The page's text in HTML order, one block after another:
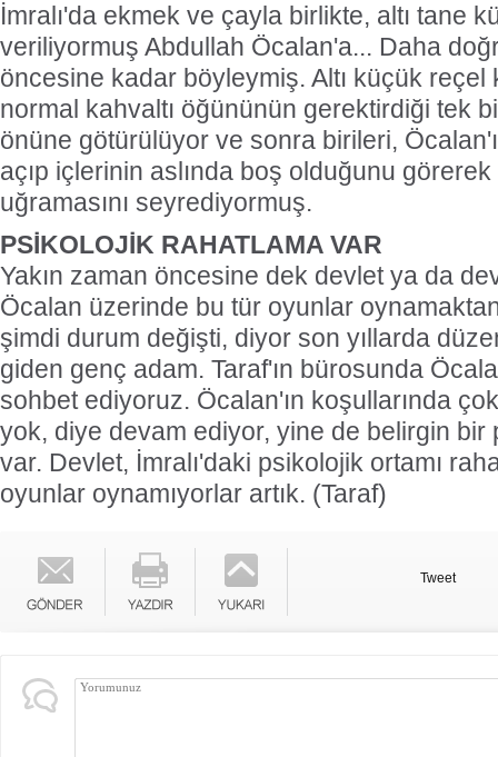
İmralı'da ekmek ve çayla birlikte, altı tane
veriliyormuş Abdullah Öcalan'a... Daha
öncesine kadar böyleymiş. Altı küçük reçel
normal kahvaltı öğününün gerektirdiği tek
önüne götürülüyor ve sonra birileri,
açıp içlerinin aslında boş olduğunu görerek
uğramasını seyrediyormuş.
PSİKOLOJİK RAHATLAMA VAR
Yakın zaman öncesine dek devlet ya da
Öcalan üzerinde bu tür oyunlar oynamaktan
şimdi durum değişti, diyor son yıllarda
giden genç adam. Taraf'ın bürosunda
sohbet ediyoruz. Öcalan'ın koşullarında
yok, diye devam ediyor, yine de belirgin
var. Devlet, İmralı'daki psikolojik ortamı
oyunlar oynamıyorlar artık. (Taraf)
Tweet